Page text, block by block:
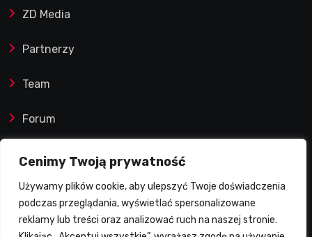
Cenimy Twoją prywatność
Używamy plików cookie, aby ulepszyć Twoje doświadczenia
podczas przeglądania, wyświetlać spersonalizowane
reklamy lub treści oraz analizować ruch na naszej stronie.
ZD Media
Partnerzy
Team
Forum
Reklamy i współprace
Prawa autorskie
Polityka Prywatności